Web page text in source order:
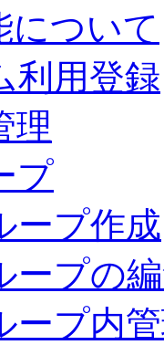
について
利用登録
理
プ
ープ作成
ープの
ープ内